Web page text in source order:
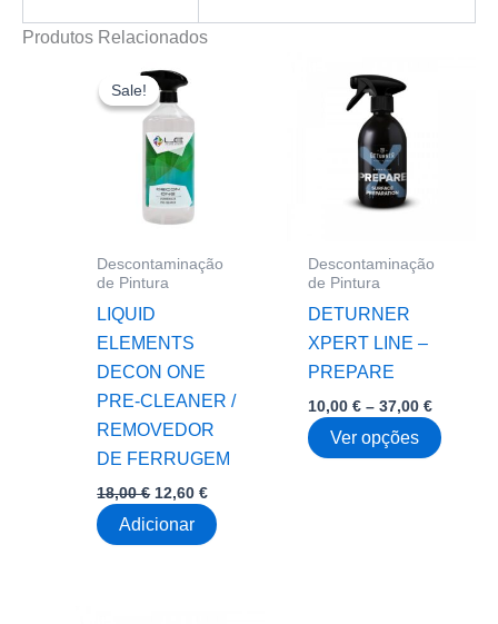
Produtos Relacionados
Sale!
Sale!
Descontaminação
de Pintura
LIQUID
ELEMENTS
DECON ONE
PRE-CLEANER /
REMOVEDOR
DE FERRUGEM
18,00€ O
original
12,60€O
preço
atual
Adicionar
Descontaminação
de Pintura
DETURNER
XPERT LINE –
PREPARE
10,00€ – 37,00€Price
range:
10,00 €
Ver opções
This